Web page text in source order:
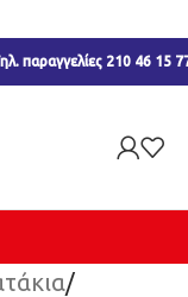
παραγγελίες 210 46 15
/